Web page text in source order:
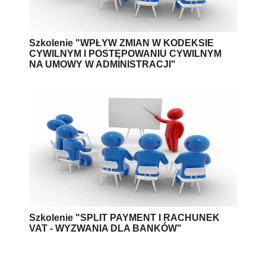
Szkolenie "WPŁYW ZMIAN W KODEKSIE
CYWILNYM I POSTĘPOWANIU CYWILNYM
NA UMOWY W ADMINISTRACJI"
Szkolenie "SPLIT PAYMENT I RACHUNEK
VAT - WYZWANIA DLA BANKÓW"